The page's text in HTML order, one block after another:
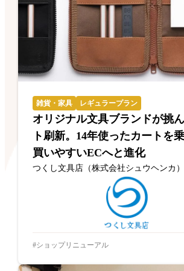
雑貨・家具 レギュラープラン
オリジナル文具ブランドが挑
ト刷新。14年使ったカートを乗
買いやすいECへと進化
つくし文具店（株式会社シュウヘンカ）
ショップリニューアル